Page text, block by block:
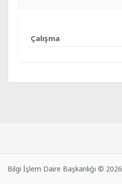
Çalışma
Bilgi İşlem Daire Başkanlığı © 2026